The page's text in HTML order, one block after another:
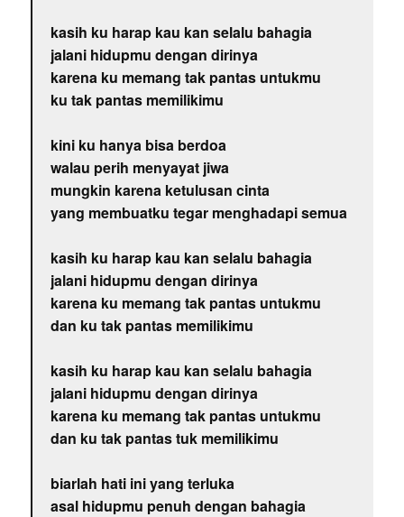
kasih ku harap kau kan selalu bahagia
jalani hidupmu dengan dirinya
karena ku memang tak pantas untukmu
ku tak pantas memilikimu
kini ku hanya bisa berdoa
walau perih menyayat jiwa
mungkin karena ketulusan cinta
yang membuatku tegar menghadapi semua
kasih ku harap kau kan selalu bahagia
jalani hidupmu dengan dirinya
karena ku memang tak pantas untukmu
dan ku tak pantas memilikimu
kasih ku harap kau kan selalu bahagia
jalani hidupmu dengan dirinya
karena ku memang tak pantas untukmu
dan ku tak pantas tuk memilikimu
biarlah hati ini yang terluka
asal hidupmu penuh dengan bahagia